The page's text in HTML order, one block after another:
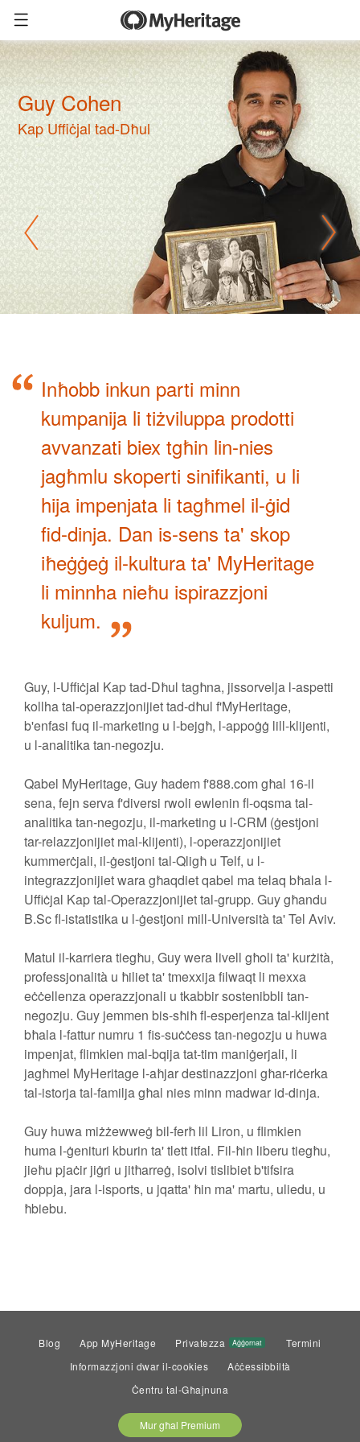
Guy Cohen
Kap Uffiċjal tad-Dħul
Inħobb inkun parti minn
kumpanija li tiżviluppa prodotti
avvanzati biex tgħin lin-nies
jagħmlu skoperti sinifikanti, u li
hija impenjata li tagħmel il-ġid
fid-dinja. Dan is-sens ta' skop
iħeġġeġ il-kultura ta' MyHeritage
li minnha nieħu ispirazzjoni
kuljum.
Guy, l-Uffiċjal Kap tad-Dħul tagħna, jissorvelja l-aspetti
kollha tal-operazzjonijiet tad-dħul f'MyHeritage,
b'enfasi fuq il-marketing u l-bejgħ, l-appoġġ lill-klijenti,
u l-analitika tan-negozju.
Qabel MyHeritage, Guy ħadem f'888.com għal 16-il
sena, fejn serva f'diversi rwoli ewlenin fl-oqsma tal-
analitika tan-negozju, il-marketing u l-CRM (ġestjoni
tar-relazzjonijiet mal-klijenti), l-operazzjonijiet
kummerċjali, il-ġestjoni tal-Qligħ u Telf, u l-
integrazzjonijiet wara għaqdiet qabel ma telaq bħala l-
Uffiċjal Kap tal-Operazzjonijiet tal-grupp. Guy għandu
B.Sc fl-istatistika u l-ġestjoni mill-Università ta' Tel Aviv.
Matul il-karriera tiegħu, Guy wera livell għoli ta' kurżità,
professjonalità u ħiliet ta' tmexxija filwaqt li mexxa
eċċellenza operazzjonali u tkabbir sostenibbli tan-
negozju. Guy jemmen bis-sħiħ fl-esperjenza tal-klijent
bħala l-fattur numru 1 fis-suċċess tan-negozju u huwa
impenjat, flimkien mal-bqija tat-tim maniġerjali, li
jagħmel MyHeritage l-aħjar destinazzjoni għar-riċerka
tal-istorja tal-familja għal nies minn madwar id-dinja.
Guy huwa miżżewweġ bil-ferħ lil Liron, u flimkien
huma l-ġenituri kburin ta' tlett itfal. Fil-ħin liberu tiegħu,
jieħu pjaċir jiġri u jitħarreġ, isolvi tislibiet b'tifsira
doppja, jara l-isports, u jqatta' ħin ma' martu, uliedu, u
ħbiebu.
Blog App MyHeritage Privatezza Aġġornat
Termini
Informazzjoni dwar il-cookies
Aċċessibbiltà
Ċentru tal-Għajnuna
Mur għal Premium